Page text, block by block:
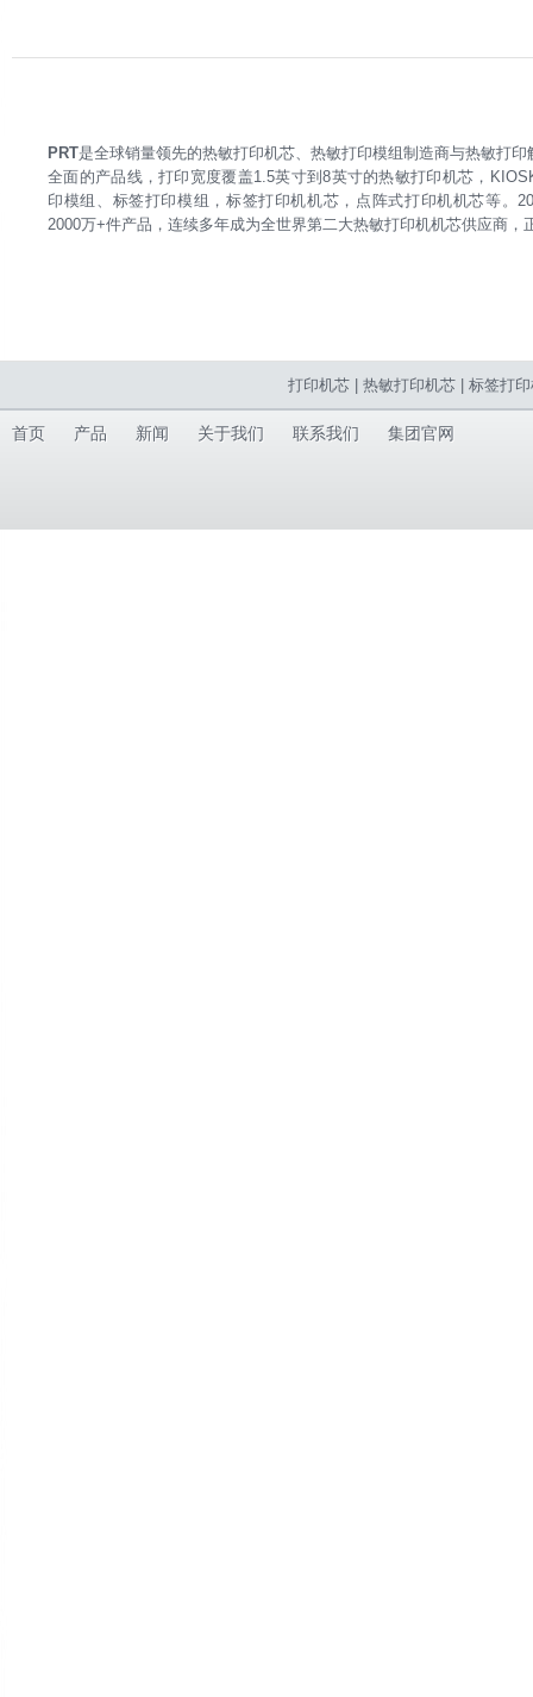
PRT是全球销量领先的热敏打印机芯、热敏打印模组制造商与热敏打
全面的产品线，打印宽度覆盖1.5英寸到8英寸的热敏打印机芯，
印模组、标签打印模组，标签打印机机芯，点阵式打印机机芯等。
2000万+件产品，连续多年成为全世界第二大热敏打印机机芯供应商，
打印机芯 |热敏打印机芯 |标签打
首页 产品 新闻 关于我们 联系我们 集团官网